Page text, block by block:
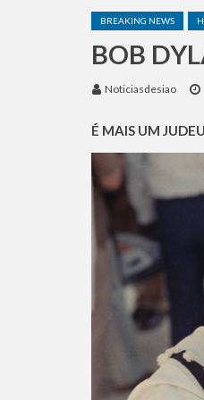
BREAKING NEWS
BOB
Noticiasdesiao
É MAIS UM